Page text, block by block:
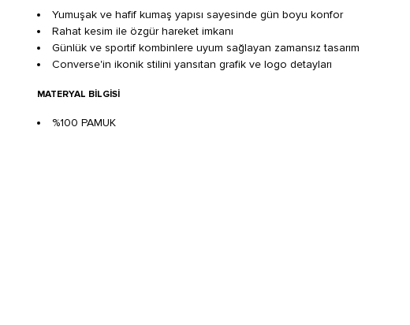
Yumuşak ve hafif kumaş yapısı sayesinde gün boyu konfor
Rahat kesim ile özgür hareket imkanı
Günlük ve sportif kombinlere uyum sağlayan zamansız tasarım
Converse'in ikonik stilini yansıtan grafik ve logo detayları
MATERYAL BILGISI
%100 PAMUK